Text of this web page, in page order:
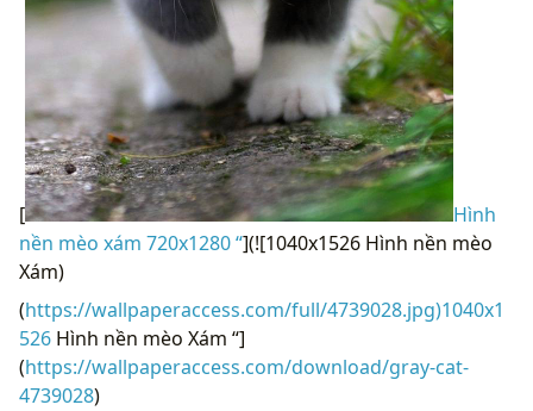
[
Hình
nền mèo xám 720x1280 “](![1040x1526 Hình nền mèo
Xám)
(https://wallpaperaccess.com/full/4739028.jpg)1040x1
526 Hình nền mèo Xám “]
(https://wallpaperaccess.com/download/gray-cat-
4739028)